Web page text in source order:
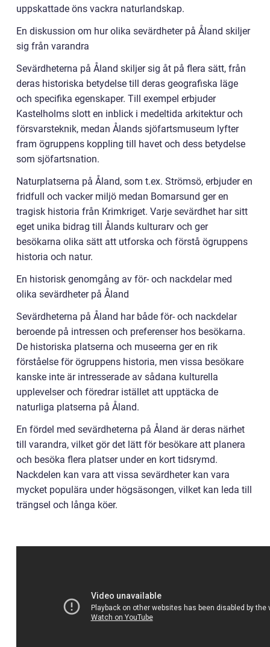
uppskattade öns vackra naturlandskap.
En diskussion om hur olika sevärdheter på Åland skiljer
sig från varandra
Sevärdheterna på Åland skiljer sig åt på flera sätt, från
deras historiska betydelse till deras geografiska läge
och specifika egenskaper. Till exempel erbjuder
Kastelholms slott en inblick i medeltida arkitektur och
försvarsteknik, medan Ålands sjöfartsmuseum lyfter
fram ögruppens koppling till havet och dess betydelse
som sjöfartsnation.
Naturplatserna på Åland, som t.ex. Strömsö, erbjuder en
fridfull och vacker miljö medan Bomarsund ger en
tragisk historia från Krimkriget. Varje sevärdhet har sitt
eget unika bidrag till Ålands kulturarv och ger
besökarna olika sätt att utforska och förstå ögruppens
historia och natur.
En historisk genomgång av för- och nackdelar med
olika sevärdheter på Åland
Sevärdheterna på Åland har både för- och nackdelar
beroende på intressen och preferenser hos besökarna.
De historiska platserna och museerna ger en rik
förståelse för ögruppens historia, men vissa besökare
kanske inte är intresserade av sådana kulturella
upplevelser och föredrar istället att upptäcka de
naturliga platserna på Åland.
En fördel med sevärdheterna på Åland är deras närhet
till varandra, vilket gör det lätt för besökare att planera
och besöka flera platser under en kort tidsrymd.
Nackdelen kan vara att vissa sevärdheter kan vara
mycket populära under högsäsongen, vilket kan leda till
trängsel och långa köer.